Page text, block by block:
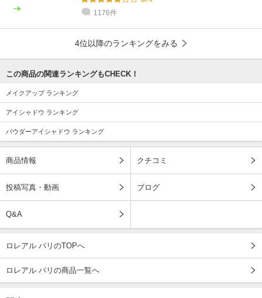
1176件
4位以降のランキングをみる
この商品の関連ランキングもCHECK！
メイクアップ ランキング
アイシャドウ ランキング
パウダーアイシャドウ ランキング
商品情報 クチコミ
投稿写真・動画 ブログ
Q&A
ロレアル パリのTOPへ
ロレアル パリの商品一覧へ